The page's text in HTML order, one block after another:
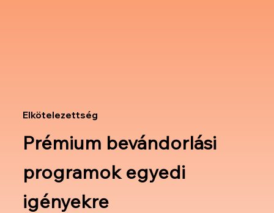
Elkötelezettség
Prémium bevándorlási
programok egyedi
igényekre